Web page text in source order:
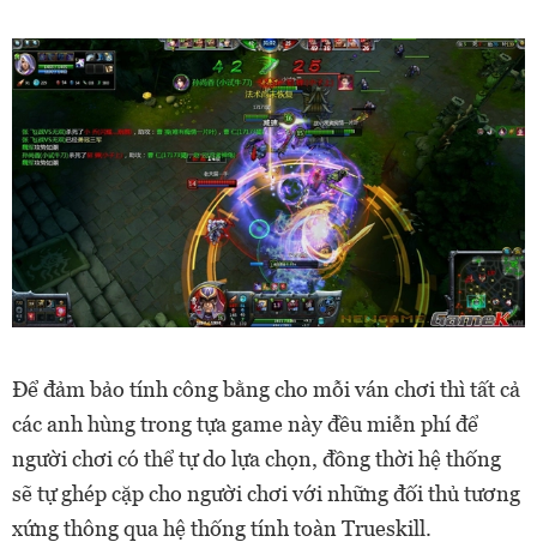
Để đảm bảo tính công bằng cho mỗi ván chơi thì tất cả
các anh hùng trong tựa game này đều miễn phí để
người chơi có thể tự do lựa chọn, đồng thời hệ thống
sẽ tự ghép cặp cho người chơi với những đối thủ tương
xứng thông qua hệ thống tính toàn Trueskill.